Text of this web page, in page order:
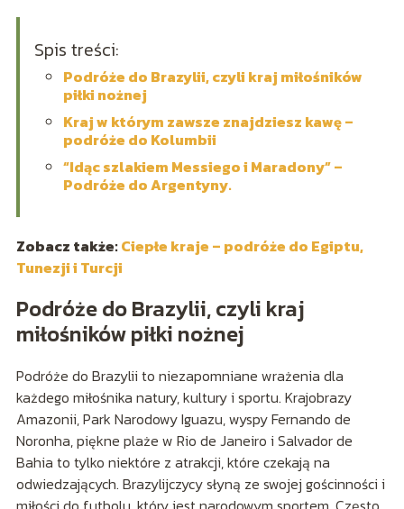
Spis treści:
Podróże do Brazylii, czyli kraj miłośników
piłki nożnej
Kraj w którym zawsze znajdziesz kawę –
podróże do Kolumbii
“Idąc szlakiem Messiego i Maradony” –
Podróże do Argentyny.
Zobacz także:Ciepłe kraje – podróże do Egiptu,
Tunezji i Turcji
Podróże do Brazylii, czyli kraj
miłośników piłki nożnej
Podróże do Brazylii to niezapomniane wrażenia dla
każdego miłośnika natury, kultury i sportu. Krajobrazy
Amazonii, Park Narodowy Iguazu, wyspy Fernando de
Noronha, piękne plaże w Rio de Janeiro i Salvador de
Bahia to tylko niektóre z atrakcji, które czekają na
odwiedzających. Brazylijczycy słyną ze swojej gościnności i